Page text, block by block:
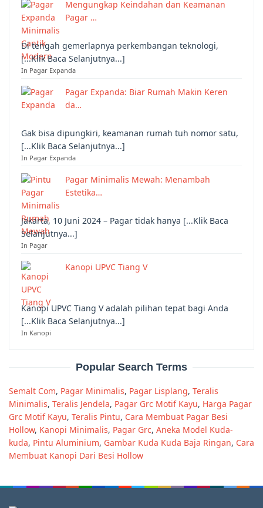
Mengungkap Keindahan dan Keamanan
Pagar …
Di tengah gemerlapnya perkembangan teknologi,
[...Klik Baca Selanjutnya...]
In Pagar Expanda
Pagar Expanda: Biar Rumah Makin Keren
da…
Gak bisa dipungkiri, keamanan rumah tuh nomor satu,
[...Klik Baca Selanjutnya...]
In Pagar Expanda
Pagar Minimalis Mewah: Menambah
Estetika…
Jakarta, 10 Juni 2024 – Pagar tidak hanya [...Klik Baca
Selanjutnya...]
In Pagar
Kanopi UPVC Tiang V
Kanopi UPVC Tiang V adalah pilihan tepat bagi Anda
[...Klik Baca Selanjutnya...]
In Kanopi
Popular Search Terms
Semalt Com, Pagar Minimalis, Pagar Lisplang, Teralis
Minimalis, Teralis Jendela, Pagar Grc Motif Kayu, Harga Pagar
Grc Motif Kayu, Teralis Pintu, Cara Membuat Pagar Besi
Hollow, Kanopi Minimalis, Pagar Grc, Aneka Model Kuda-
kuda, Pintu Aluminium, Gambar Kuda Kuda Baja Ringan, Cara
Membuat Kanopi Dari Besi Hollow